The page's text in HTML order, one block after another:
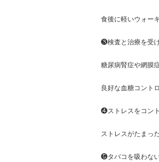
食後に軽いウォー
❸検査と治療を受
糖尿病腎症や網膜
良好な血糖コント
❹ストレスをコン
ストレスがたまっ
❺タバコを吸わな